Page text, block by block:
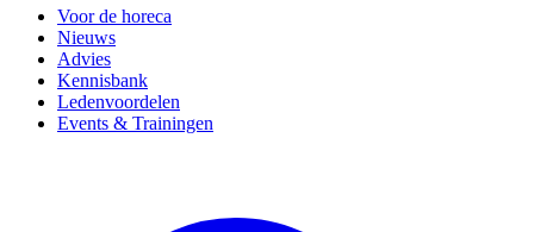
Voor de horeca
Nieuws
Advies
Kennisbank
Ledenvoordelen
Events & Trainingen